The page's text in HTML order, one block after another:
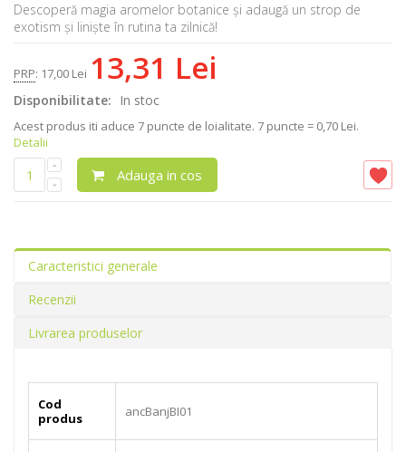
Descoperă magia aromelor botanice și adaugă un strop de
exotism și liniște în rutina ta zilnică!
PRP: 17,00 Lei 13,31 Lei
Disponibilitate: In stoc
Acest produs iti aduce 7 puncte de loialitate. 7 puncte = 0,70 Lei.
Detalii
Adauga in cos
Caracteristici generale
Recenzii
Livrarea produselor
Cod
produs
ancBanjBI01